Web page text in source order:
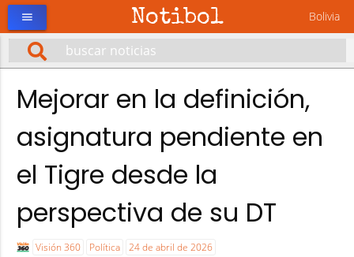
Notibol Bolivia
menu
Mejorar en la definición,
asignatura pendiente en
el Tigre desde la
perspectiva de su DT
Visión 360 Política 24 de abril de 2026